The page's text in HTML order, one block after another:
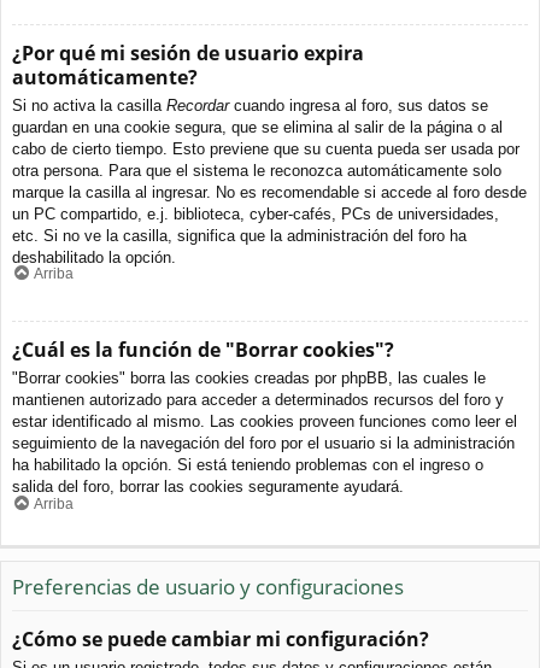
¿Por qué mi sesión de usuario expira
automáticamente?
Si no activa la casilla Recordarcuando ingresa al foro, sus datos se
guardan en una cookie segura, que se elimina al salir de la página o al
cabo de cierto tiempo. Esto previene que su cuenta pueda ser usada por
otra persona. Para que el sistema le reconozca automáticamente solo
marque la casilla al ingresar. No es recomendable si accede al foro desde
un PC compartido, e.j. biblioteca, cyber-cafés, PCs de universidades,
etc. Si no ve la casilla, significa que la administración del foro ha
deshabilitado la opción.
Arriba
¿Cuál es la función de "Borrar cookies"?
"Borrar cookies" borra las cookies creadas por phpBB, las cuales le
mantienen autorizado para acceder a determinados recursos del foro y
estar identificado al mismo. Las cookies proveen funciones como leer el
seguimiento de la navegación del foro por el usuario si la administración
ha habilitado la opción. Si está teniendo problemas con el ingreso o
salida del foro, borrar las cookies seguramente ayudará.
Arriba
Preferencias de usuario y configuraciones
¿Cómo se puede cambiar mi configuración?